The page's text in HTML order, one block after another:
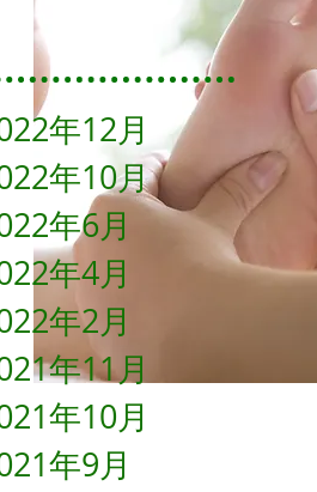
年12月
年10月
年6月
年4月
年2月
年11月
年10月
年9月